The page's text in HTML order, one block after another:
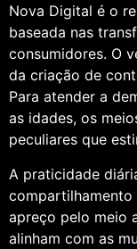
Nova Digital é o
baseada nas
consumidores. O
da criação de
Para atender a
as idades, os
peculiares que
A praticidade
apreço pelo meio
alinham com as